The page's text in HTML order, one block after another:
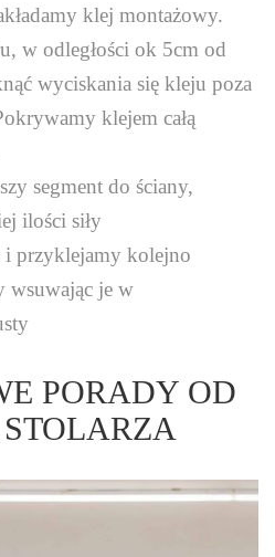
klej montażowy.
w odległości ok 5cm od
wyciskania się kleju poza
klejem całą
segment do ściany,
ilości siły
i przyklejamy kolejno
wsuwając je w
PORADY OD